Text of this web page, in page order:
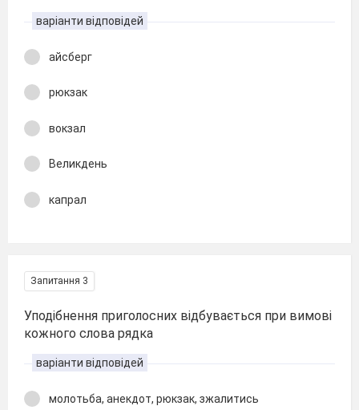
варіанти відповідей
айсберг
рюкзак
вокзал
Великдень
капрал
Запитання 3
Уподібнення приголосних відбувається при вимові
кожного слова рядка
варіанти відповідей
молотьба, анекдот, рюкзак, зжалитись